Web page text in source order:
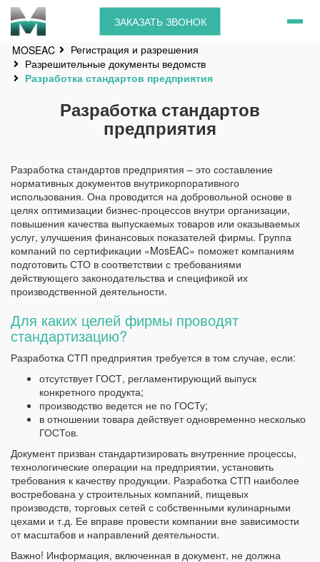
ЗАКАЗАТЬ ЗВОНОК
MOSEAC
Регистрация и разрешения
Разрешительные документы ведомств
Разработка стандартов предприятия
Разработка стандартов
предприятия
Разработка стандартов предприятия – это составление
нормативных документов внутрикорпоративного
использования. Она проводится на добровольной основе в
целях оптимизации бизнес-процессов внутри организации,
повышения качества выпускаемых товаров или оказываемых
услуг, улучшения финансовых показателей фирмы. Группа
компаний по сертификации «MosEAC» поможет компаниям
подготовить СТО в соответствии с требованиями
действующего законодательства и спецификой их
производственной деятельности.
Для каких целей фирмы проводят
стандартизацию?
Разработка СТП предприятия требуется в том случае, если:
отсутствует ГОСТ, регламентирующий выпуск
конкретного продукта;
производство ведется не по ГОСТу;
в отношении товара действует одновременно несколько
ГОСТов.
Документ призван стандартизировать внутренние процессы,
технологические операции на предприятии, установить
требования к качеству продукции. Разработка СТП наиболее
востребована у строительных компаний, пищевых
производств, торговых сетей с собственными кулинарными
цехами и т.д. Ее вправе провести компании вне зависимости
от масштабов и направлений деятельности.
Важно! Информация, включенная в документ, не должна